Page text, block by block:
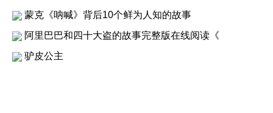
蒙克《呐喊》背后10个鲜为人知的故事
阿里巴巴和四十大盗的故事完整版在线阅读《
驴皮公主